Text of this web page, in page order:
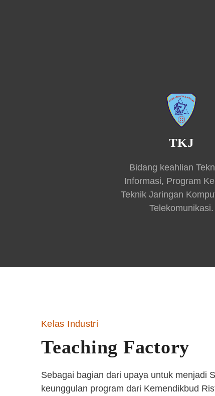
TKJ
Bidang keahlian
Informasi, Program
Teknik Jaringan
Telekomunikasi.
Kelas Industri
Teaching Factory
Sebagai bagian dari upaya untuk menjadi
keunggulan program dari Kemendikbud